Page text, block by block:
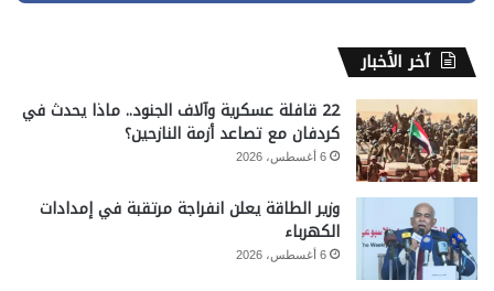
آخر الأخبار
22 قافلة عسكرية وآلاف الجنود.. ماذا يحدث في
كردفان مع تصاعد أزمة النازحين؟
6 أغسطس، 2026
وزير الطاقة يعلن انفراجة مرتقبة في إمدادات
الكهرباء
6 أغسطس، 2026